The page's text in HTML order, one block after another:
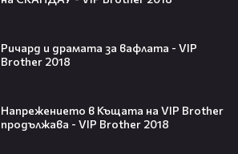
Ричард и драмата за вафлата - VIP
Brother 2018
Напрежението в Къщата на VIP Brother
продължава - VIP Brother 2018
ANIVENTURE COMIC CON 2026:
Бербо смени терена: от „Олд